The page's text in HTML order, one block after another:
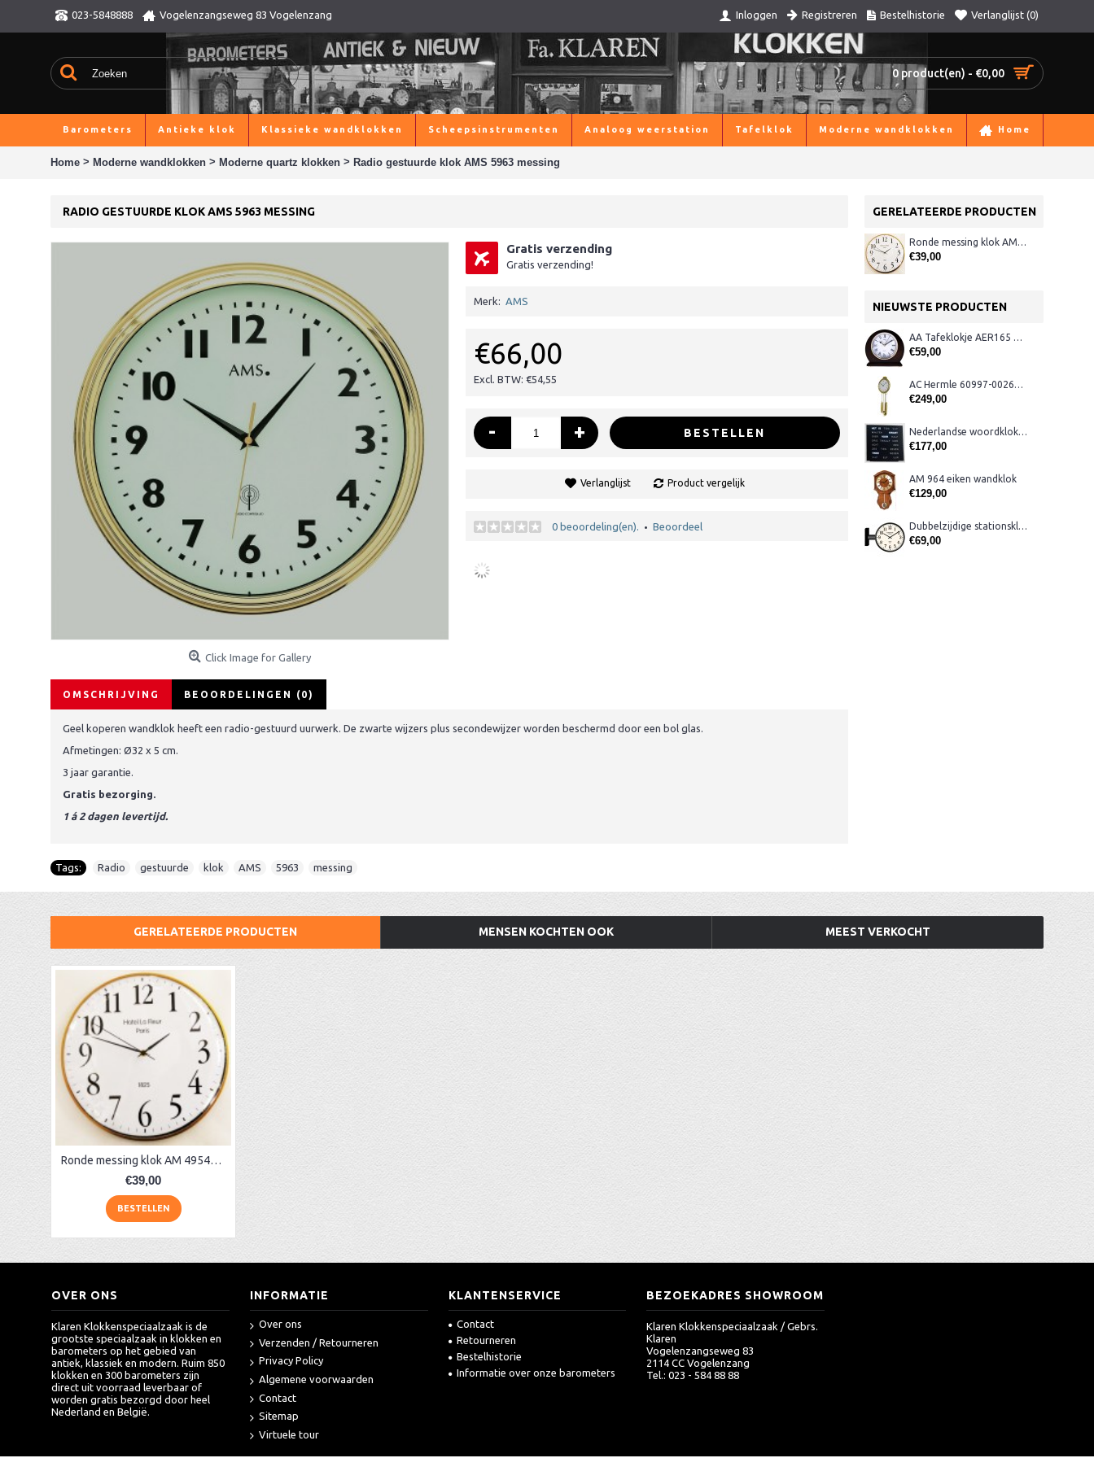
023-5848888 Vogelenzangseweg 83 Vogelenzang Inloggen Registreren Bestelhistorie Verlanglijst (0)
0 product(en) - €0,00
Barometers Antieke klok Klassieke wandklokken Scheepsinstrumenten Analoog weerstation Tafelklok Moderne wandklokken Home
Home > Moderne wandklokken > Moderne quartz klokken > Radio gestuurde klok AMS 5963 messing
GERELATEERDE PRODUCTEN
Ronde messing klok AM 49541 brons
€39,00
NIEUWSTE PRODUCTEN
AA Tafeklokje AER165 noten
€59,00
AC Hermle 60997-00261 wandklok
€249,00
Nederlandse woordklok zwart AMS 1265
€177,00
AM 964 eiken wandklok
€129,00
Dubbelzijdige stationsklok metaal 1879
€69,00
RADIO GESTUURDE KLOK AMS 5963 MESSING
Click Image for Gallery
Gratis verzending
Gratis verzending!
Merk: AMS
€66,00
Excl. BTW: €54,55
- + BESTELLEN
Verlanglijst Product vergelijk
0 beoordeling(en). • Beoordeel
OMSCHRIJVING BEOORDELINGEN (0)
Geel koperen wandklok heeft een radio-gestuurd uurwerk. De zwarte wijzers plus secondewijzer worden beschermd door een bol glas.
Afmetingen: Ø32 x 5 cm.
3 jaar garantie.
Gratis bezorging.
1 á 2 dagen levertijd.
Tags: Radio gestuurde klok AMS 5963 messing
GERELATEERDE PRODUCTEN MENSEN KOCHTEN OOK MEEST VERKOCHT
Ronde messing klok AM 49541 brons
€39,00
BESTELLEN
OVER ONS
Klaren Klokkenspeciaalzaak is de
grootste speciaalzaak in klokken en
barometers op het gebied van
antiek, klassiek en modern. Ruim 850
klokken en 300 barometers zijn
direct uit voorraad leverbaar of
worden gratis bezorgd door heel
Nederland en België.
INFORMATIE
Over ons
Verzenden / Retourneren
Privacy Policy
Algemene voorwaarden
Contact
Sitemap
Virtuele tour
KLANTENSERVICE
Contact
Retourneren
Bestelhistorie
Informatie over onze barometers
BEZOEKADRES SHOWROOM
Klaren Klokkenspeciaalzaak / Gebrs.
Klaren
Vogelenzangseweg 83
2114 CC Vogelenzang
Tel.: 023 - 584 88 88